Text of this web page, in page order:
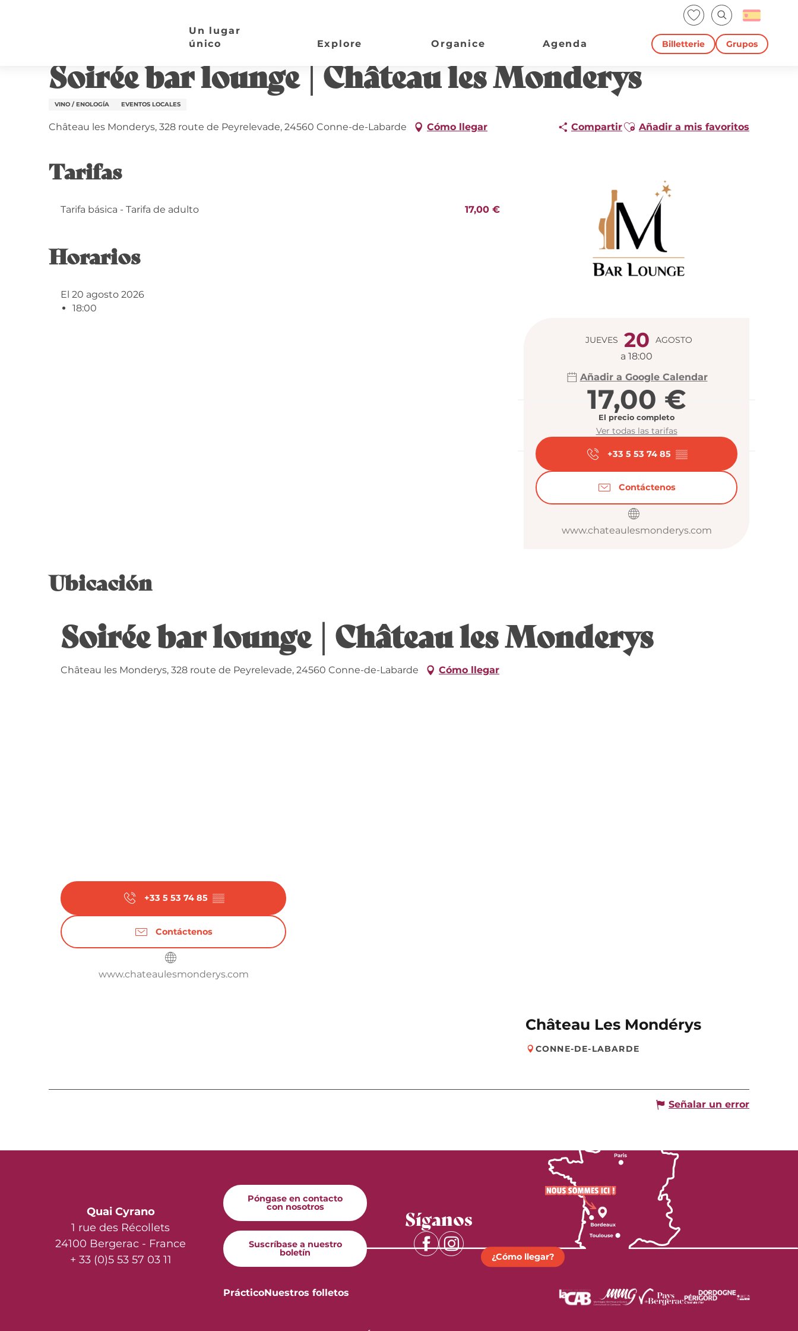
Voir les favoris
Buscar
Billetterie Grupos
Un lugar
único
Explore Organice Agenda
Soirée bar lounge | Château les Monderys
VINO / ENOLOGÍA EVENTOS LOCALES
Château les Monderys, 328 route de Peyrelevade, 24560 Conne-de-Labarde Cómo llegar CompartirAjouter aux favoris
Añadir a mis favoritos
Horarios y
JUEVES 20 AGOSTO
a 18:00
Añadir a Google Calendar
17,00 €
El precio completo
Ver todas las tarifas
+33 5 53 74 85 ▒▒
Contáctenos
www.chateaulesmonderys.com
Tarifas
Tarifa básica - Tarifa de adulto 17,00 €
Horarios
El 20 agosto 2026
18:00
Ubicación
Soirée bar lounge | Château les Monderys
Château les Monderys, 328 route de Peyrelevade, 24560 Conne-de-Labarde Cómo llegar
+33 5 53 74 85 ▒▒
Contáctenos
www.chateaulesmonderys.com
Château Les Mondérys
CONNE-DE-LABARDE
Señalar un error
Quai Cyrano
1 rue des Récollets
24100 Bergerac - France
+ 33 (0)5 53 57 03 11
Póngase en contacto
con nosotros
Suscríbase a nuestro
boletín
Síganos
¿Cómo llegar?
PrácticoNuestros folletos